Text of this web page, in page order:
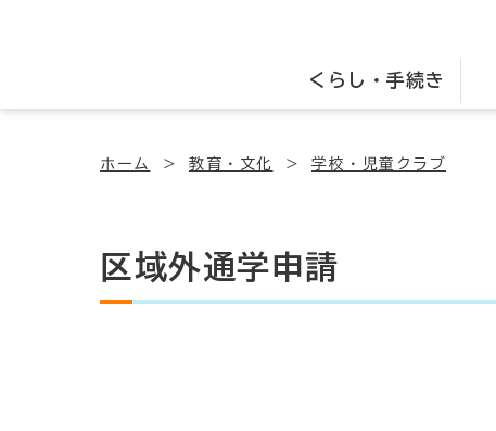
くらし・手続き
ホーム 教育・文化 学校・児童クラブ
区域外通学申請